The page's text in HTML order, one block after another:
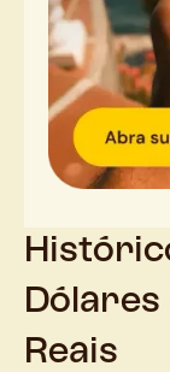
Dólares
Reais